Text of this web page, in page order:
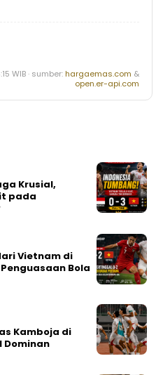
WIB · sumber: hargaemas.com &
open.er-api.com
Krusial,
pada
Vietnam di
Bola
Kamboja di
Dominan